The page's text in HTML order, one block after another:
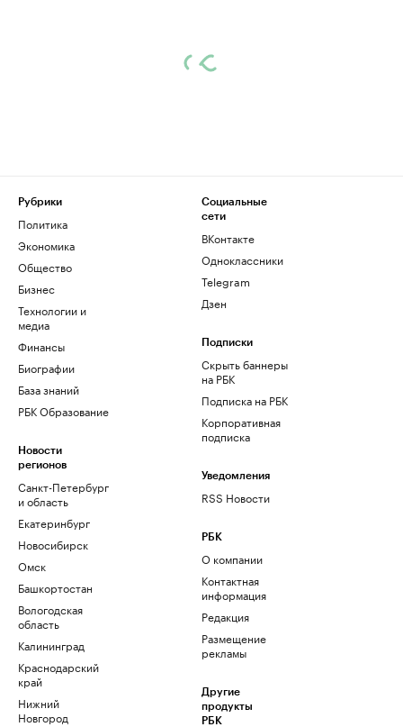
Рубрики
Политика
Экономика
Общество
Бизнес
Технологии и
медиа
Финансы
Биографии
База знаний
РБК Образование
Новости
регионов
Санкт-Петербург
и область
Екатеринбург
Новосибирск
Омск
Башкортостан
Вологодская
область
Калининград
Краснодарский
край
Нижний
Новгород
Социальные
сети
ВКонтакте
Одноклассники
Telegram
Дзен
Подписки
Скрыть баннеры
на РБК
Подписка на РБК
Корпоративная
подписка
Уведомления
RSS Новости
РБК
О компании
Контактная
информация
Редакция
Размещение
рекламы
Другие
продукты
РБК